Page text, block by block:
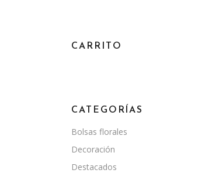
CARRITO
CATEGORÍAS
Bolsas florales
Decoración
Destacados